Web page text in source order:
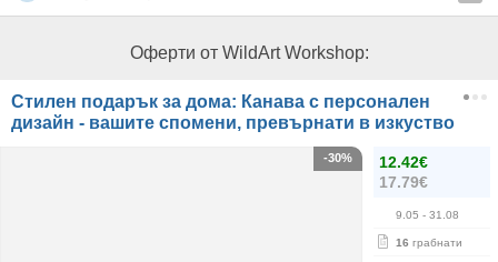
Оферти от WildArt Workshop:
Стилен подарък за дома: Канава с персонален
дизайн - вашите спомени, превърнати в изкуство
12.42€
17.79€
9.05 - 31.08
16 грабнати
-30%